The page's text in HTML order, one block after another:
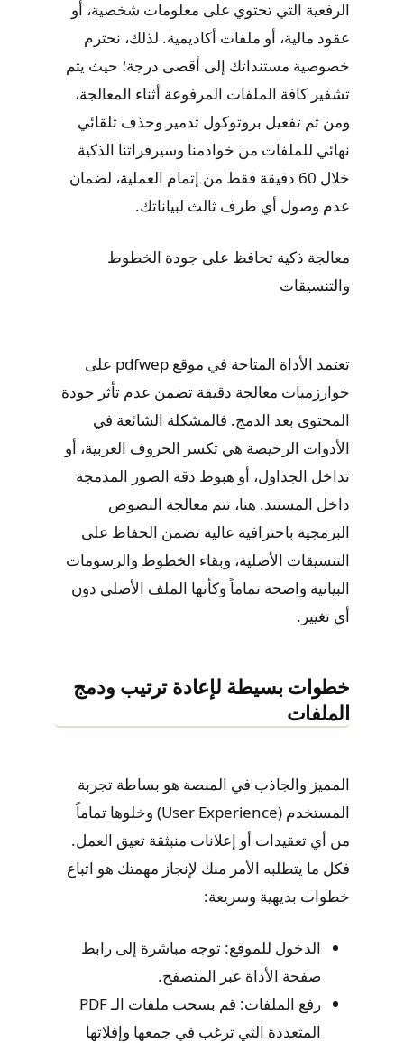
الرفعية التي تحتوي على معلومات شخصية، أو
عقود مالية، أو ملفات أكاديمية. لذلك، نحترم
خصوصية مستنداتك إلى أقصى درجة؛ حيث يتم
تشفير كافة الملفات المرفوعة أثناء المعالجة،
ومن ثم تفعيل بروتوكول تدمير وحذف تلقائي
نهائي للملفات من خوادمنا وسيرفراتنا الذكية
خلال 60 دقيقة فقط من إتمام العملية، لضمان
عدم وصول أي طرف ثالث لبياناتك.
معالجة ذكية تحافظ على جودة الخطوط
والتنسيقات
تعتمد الأداة المتاحة في موقع pdfwep على
خوارزميات معالجة دقيقة تضمن عدم تأثر جودة
المحتوى بعد الدمج. فالمشكلة الشائعة في
الأدوات الرخيصة هي تكسر الحروف العربية، أو
تداخل الجداول، أو هبوط دقة الصور المدمجة
داخل المستند. هنا، تتم معالجة النصوص
البرمجية باحترافية عالية تضمن الحفاظ على
التنسيقات الأصلية، وبقاء الخطوط والرسومات
البيانية واضحة تماماً وكأنها الملف الأصلي دون
أي تغيير.
خطوات بسيطة لإعادة ترتيب ودمج
الملفات
المميز والجاذب في المنصة هو بساطة تجربة
المستخدم (User Experience) وخلوها تماماً
من أي تعقيدات أو إعلانات منبثقة تعيق العمل.
فكل ما يتطلبه الأمر منك لإنجاز مهمتك هو اتباع
خطوات بديهية وسريعة:
الدخول للموقع: توجه مباشرة إلى رابط
صفحة الأداة عبر المتصفح.
رفع الملفات: قم بسحب ملفات الـ PDF
المتعددة التي ترغب في جمعها وإفلاتها